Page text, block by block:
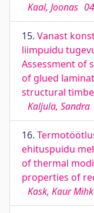
Kaal, Joonas
15. Vanast
liimpuidu
Assessment of
of glued
structural
Kaljula, Sandra
16.
ehituspuidu
of thermal
properties of
Kask, Kaur